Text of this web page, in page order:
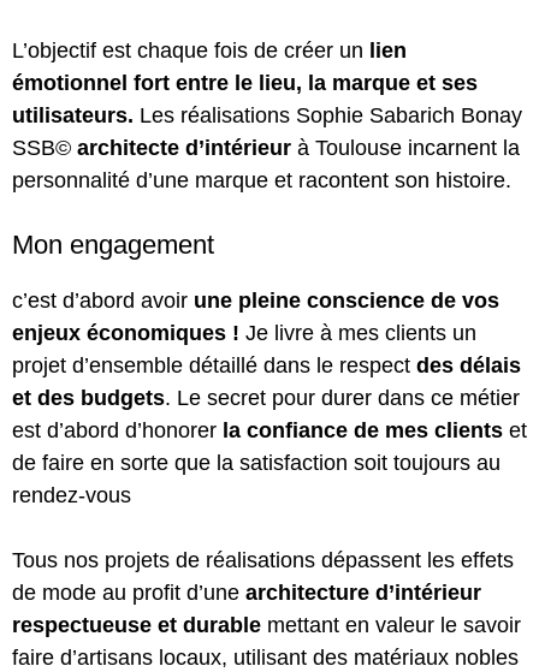
L’objectif est chaque fois de créer un lien
émotionnel fort entre le lieu, la marque et ses
utilisateurs. Les réalisations Sophie Sabarich Bonay
SSB© architecte d’intérieur à Toulouse incarnent la
personnalité d’une marque et racontent son histoire.
Mon engagement
c’est d’abord avoir une pleine conscience de vos
enjeux économiques ! Je livre à mes clients un
projet d’ensemble détaillé dans le respect des délais
et des budgets. Le secret pour durer dans ce métier
est d’abord d’honorer la confiance de mes clients et
de faire en sorte que la satisfaction soit toujours au
rendez-vous
Tous nos projets de réalisations dépassent les effets
de mode au profit d’une architecture d’intérieur
respectueuse et durable mettant en valeur le savoir
faire d’artisans locaux, utilisant des matériaux nobles